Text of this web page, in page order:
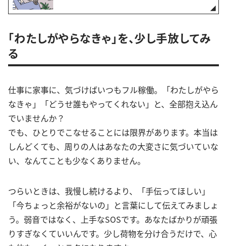
「わたしがやらなきゃ」を、少し手放してみ
る
仕事に家事に、気づけばいつもフル稼働。「わたしがやら
なきゃ」「どうせ誰もやってくれない」と、全部抱え込ん
でいませんか？
でも、ひとりでこなせることには限界があります。本当は
しんどくても、周りの人はあなたの大変さに気づいていな
い、なんてことも少なくありません。
つらいときは、我慢し続けるより、「手伝ってほしい」
「今ちょっと余裕がないの」と言葉にして伝えてみましょ
う。弱音ではなく、上手なSOSです。あなたばかりが頑張
りすぎなくていいんです。少し荷物を分け合うだけで、心